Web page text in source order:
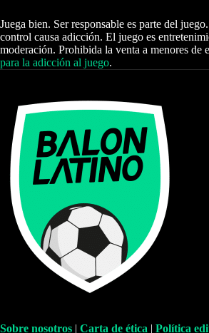
Juega bien. Ser responsable es parte del
control causa adicción. El juego es
moderación. Prohibida la venta a menores de
para la adicción al juego.
Sobre nosotros | Carta de ética | Política